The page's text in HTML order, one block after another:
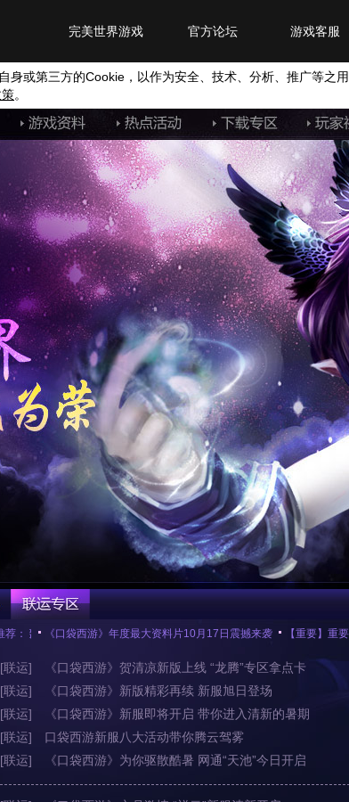
游戏客服
官方论坛
完美世界游戏
身或第三方的Cookie ，以作为安全、技术、分析、推广等之
。
《口袋西游》年度最大资料片10月17日震撼来袭 【重要】重要补丁
荐：
[联运]
《口袋西游》贺清凉新版上线 “龙腾”专区拿点卡
[联运]
《口袋西游》新版精彩再续 新服旭日登场
[联运]
《口袋西游》新服即将开启 带你进入清新的暑期
[联运] 口袋西游新服八大活动带你腾云驾雾
[联运] 《口袋西游》为你驱散酷暑 网通“天池”今日开启